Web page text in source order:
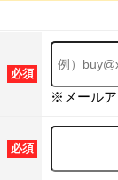
必須
※メールア
必須